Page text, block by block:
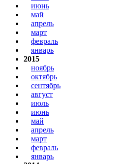
июнь
май
апрель
март
февраль
январь
2015
ноябрь
октябрь
сентябрь
август
июль
июнь
май
апрель
март
февраль
январь